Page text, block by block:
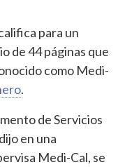
para un
de 44 páginas que
como Medi-
.
de Servicios
en una
Medi-Cal, se